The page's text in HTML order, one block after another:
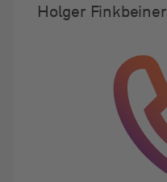
Holger Finkbeiner